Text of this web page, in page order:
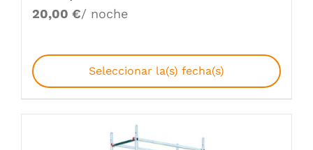
20,00 €/ noche
Seleccionar la(s) fecha(s)